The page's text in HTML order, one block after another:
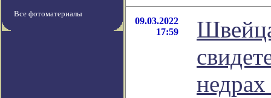
Все фотоматериалы
09.03.2022
17:59